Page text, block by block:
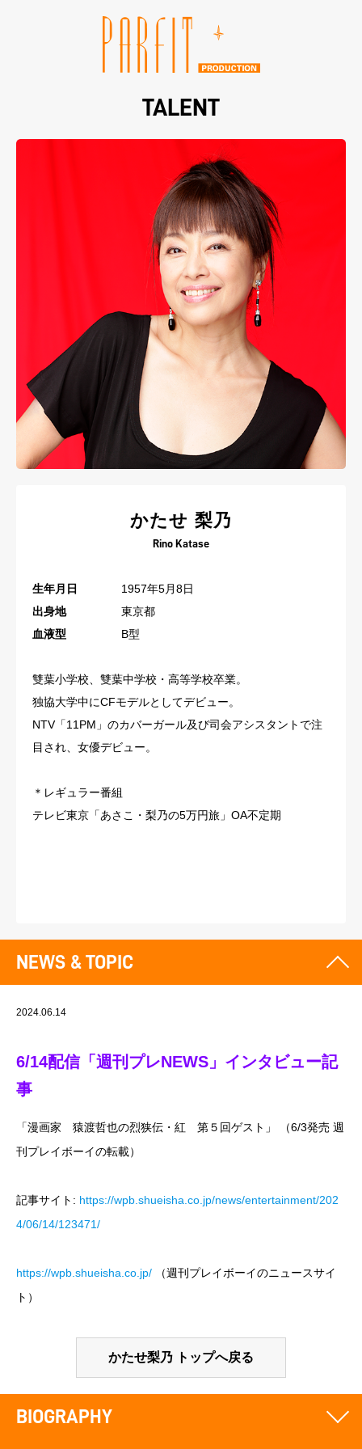
TALENT
かたせ 梨乃
Rino Katase
生年月日
1957年5月8日
出身地
東京都
血液型
B型
雙葉小学校、雙葉中学校・高等学校卒業。
独協大学中にCFモデルとしてデビュー。
NTV「11PM」のカバーガール及び司会アシスタントで注
目され、女優デビュー。
＊レギュラー番組
テレビ東京「あさこ・梨乃の5万円旅」OA不定期
NEWS & TOPIC
2024.06.14
6/14配信「週刊プレNEWS」インタビュー記
事
「漫画家 猿渡哲也の烈狭伝・紅 第５回ゲスト」 （6/3発売 週
刊プレイボーイの転載）
記事サイト: https://wpb.shueisha.co.jp/news/entertainment/202
4/06/14/123471/
https://wpb.shueisha.co.jp/
（週刊プレイボーイのニュースサイ
ト）
かたせ梨乃 トップへ戻る
BIOGRAPHY